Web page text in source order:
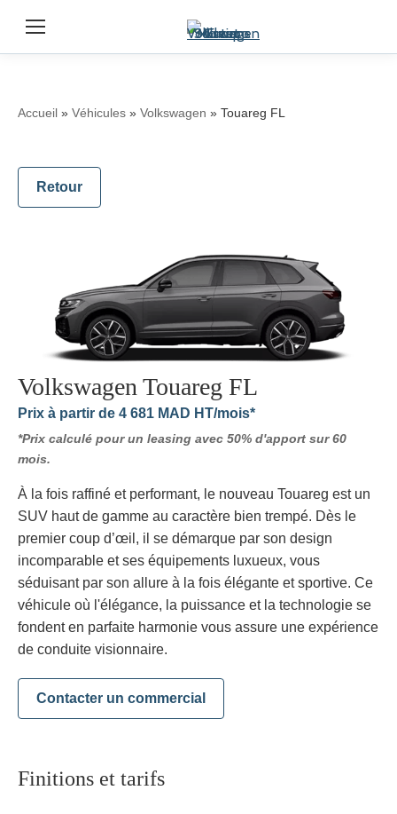
Accueil » Véhicules » Volkswagen » Touareg FL
Retour
Volkswagen Touareg FL
Prix à partir de 4 681 MAD HT/mois*
*Prix calculé pour un leasing avec 50% d'apport sur 60
mois.
À la fois raffiné et performant, le nouveau Touareg est un
SUV haut de gamme au caractère bien trempé. Dès le
premier coup d’œil, il se démarque par son design
incomparable et ses équipements luxueux, vous
séduisant par son allure à la fois élégante et sportive. Ce
véhicule où l'élégance, la puissance et la technologie se
fondent en parfaite harmonie vous assure une expérience
de conduite visionnaire.
Contacter un commercial
Finitions et tarifs